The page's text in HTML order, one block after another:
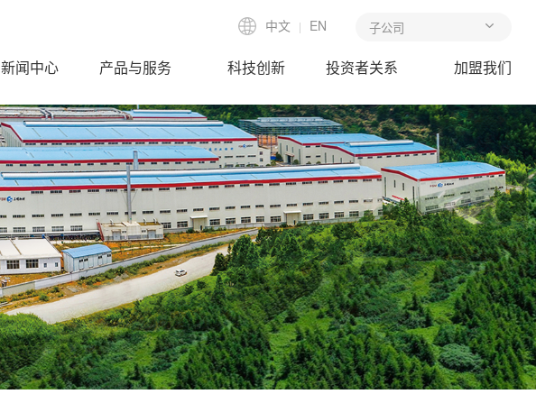
中文 | EN
新闻中心 产品与服务 科技创新 投资者关系 加盟我们